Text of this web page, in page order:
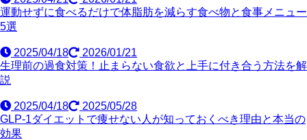
運動せずに食べるだけで体脂肪を減らす食べ物と食事メニュー
5選
2025/04/18
2026/01/21
生理前の過食対策！止まらない食欲と上手に付き合う方法を解
説
2025/04/18
2025/05/28
GLP-1ダイエットで痩せない人が知っておくべき理由と本当の
効果